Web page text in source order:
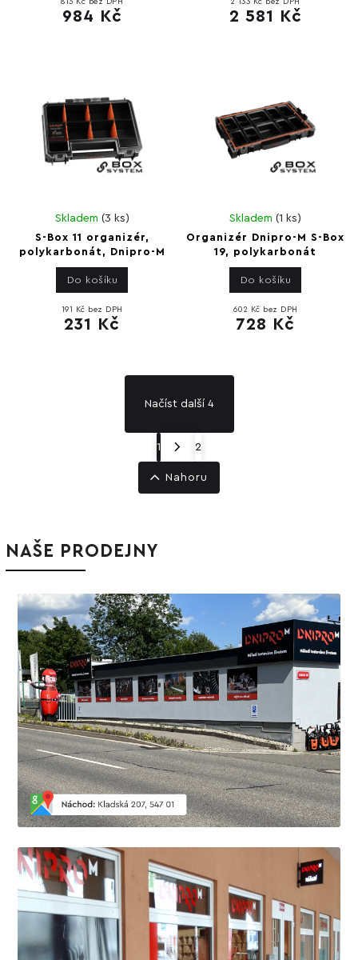
984 Kč 2 581 Kč
S-Box 11 organizér,
polykarbonát, Dnipro-M
Skladem (3 ks)
191 Kč bez DPH
231 Kč
Do košíku
Organizér Dnipro-M S-Box
19, polykarbonát
Skladem(1 ks)
602 Kč bez DPH
728 Kč
Do košíku
Načíst další 4
1 2
Nahoru
NAŠE PRODEJNY